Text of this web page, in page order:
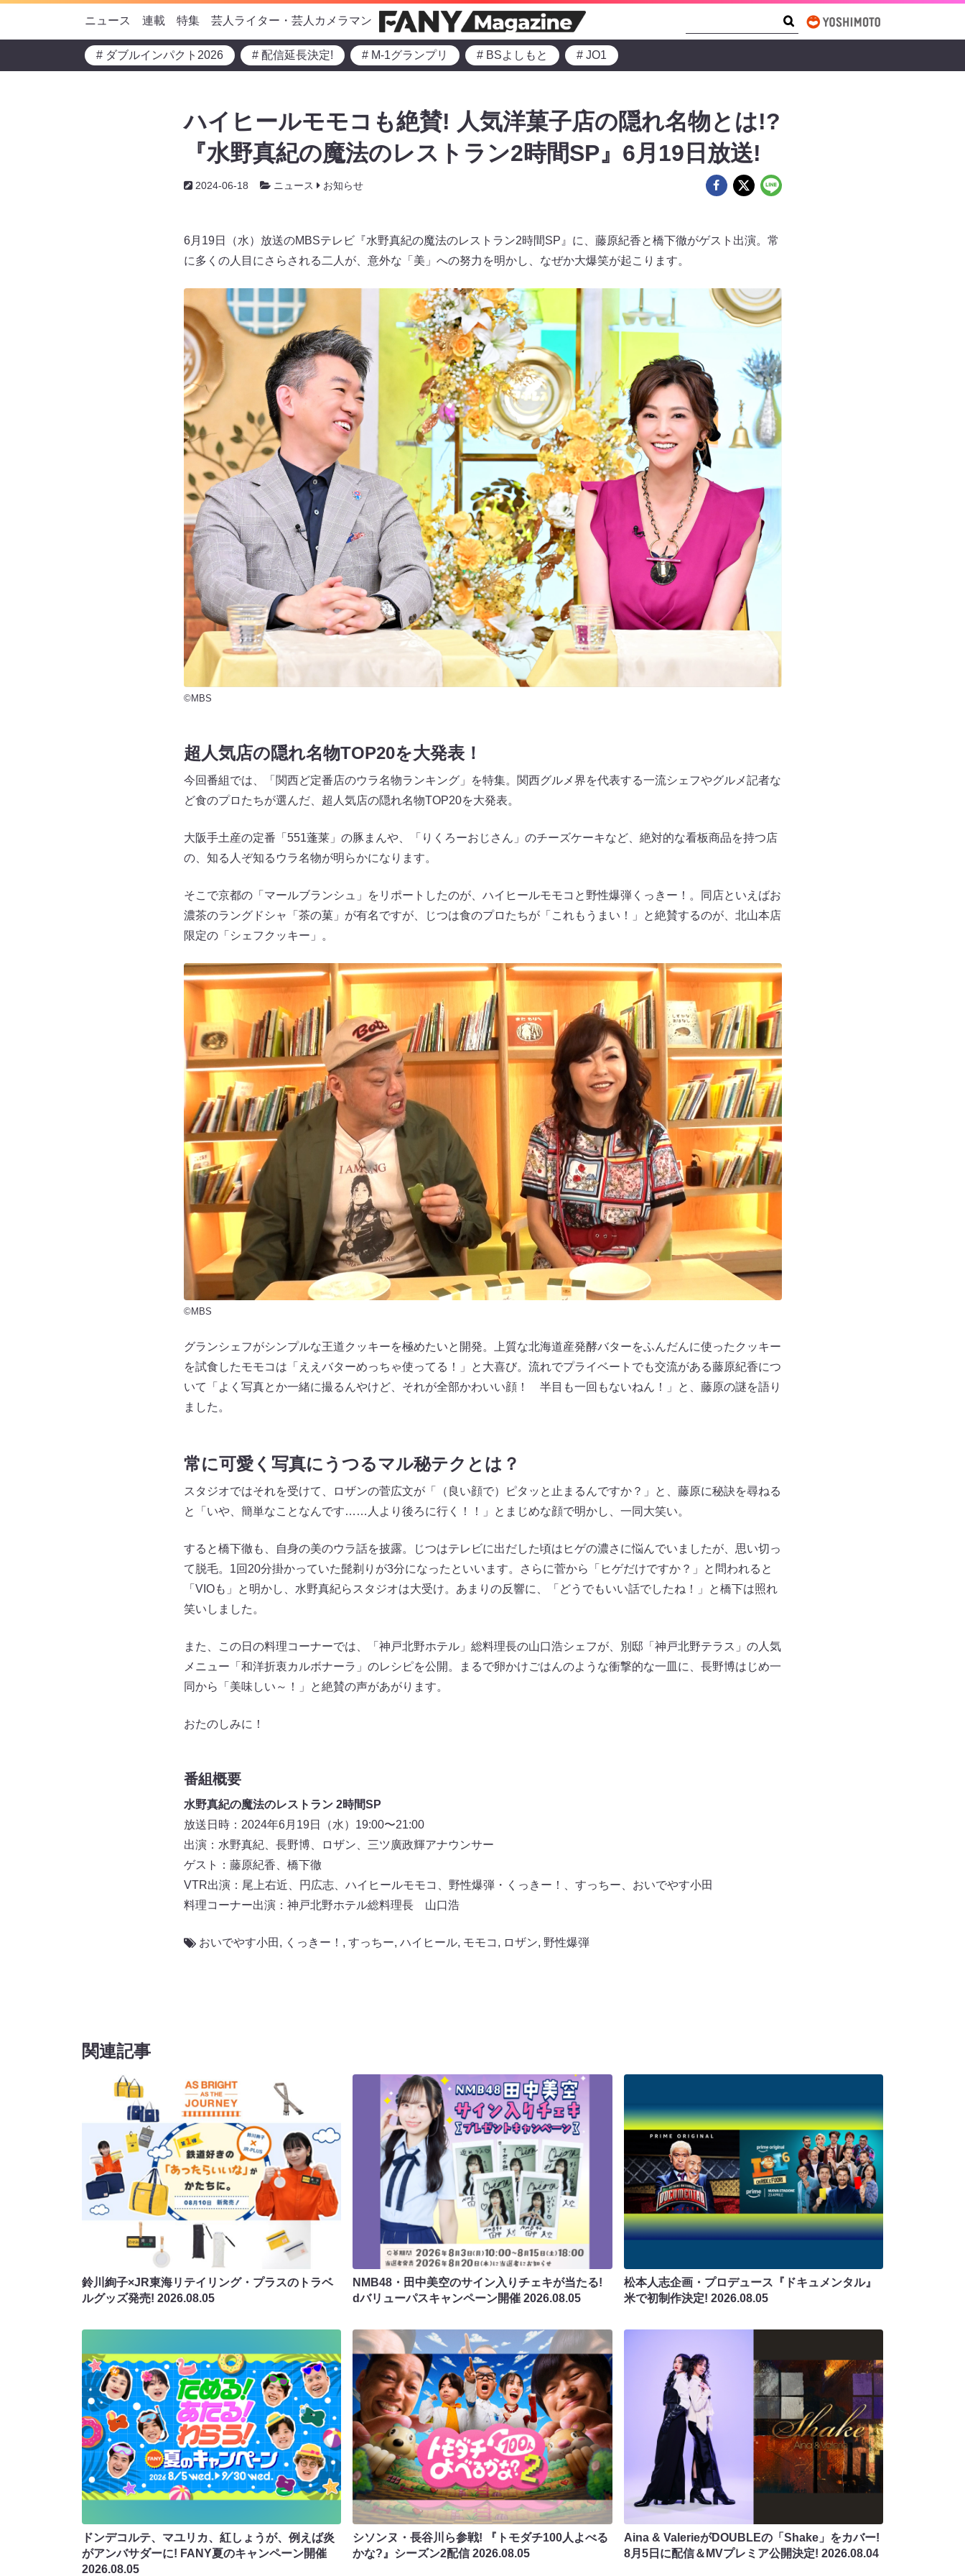
ニュース 連載 特集 芸人ライター・芸人カメラマン
# ダブルインパクト2026 # 配信延長決定! # M-1グランプリ # BSよしもと # JO1
ハイヒールモモコも絶賛! 人気洋菓子店の隠れ名物とは!?
『水野真紀の魔法のレストラン2時間SP』6月19日放送!
2024-06-18 ニュース お知らせ
6月19日（水）放送のMBSテレビ『水野真紀の魔法のレストラン2時間SP』に、藤原紀香と橋下徹がゲスト出演。常
に多くの人目にさらされる二人が、意外な「美」への努力を明かし、なぜか大爆笑が起こります。
©MBS
超人気店の隠れ名物TOP20を大発表！
今回番組では、「関西ど定番店のウラ名物ランキング」を特集。関西グルメ界を代表する一流シェフやグルメ記者な
ど食のプロたちが選んだ、超人気店の隠れ名物TOP20を大発表。
大阪手土産の定番「551蓬莱」の豚まんや、「りくろーおじさん」のチーズケーキなど、絶対的な看板商品を持つ店
の、知る人ぞ知るウラ名物が明らかになります。
そこで京都の「マールブランシュ」をリポートしたのが、ハイヒールモモコと野性爆弾くっきー！。同店といえばお
濃茶のラングドシャ「茶の菓」が有名ですが、じつは食のプロたちが「これもうまい！」と絶賛するのが、北山本店
限定の「シェフクッキー」。
©MBS
グランシェフがシンプルな王道クッキーを極めたいと開発。上質な北海道産発酵バターをふんだんに使ったクッキー
を試食したモモコは「ええバターめっちゃ使ってる！」と大喜び。流れでプライベートでも交流がある藤原紀香につ
いて「よく写真とか一緒に撮るんやけど、それが全部かわいい顔！ 半目も一回もないねん！」と、藤原の謎を語り
ました。
常に可愛く写真にうつるマル秘テクとは？
スタジオではそれを受けて、ロザンの菅広文が「（良い顔で）ピタッと止まるんですか？」と、藤原に秘訣を尋ねる
と「いや、簡単なことなんです……人より後ろに行く！！」とまじめな顔で明かし、一同大笑い。
すると橋下徹も、自身の美のウラ話を披露。じつはテレビに出だした頃はヒゲの濃さに悩んでいましたが、思い切っ
て脱毛。1回20分掛かっていた髭剃りが3分になったといいます。さらに菅から「ヒゲだけですか？」と問われると
「VIOも」と明かし、水野真紀らスタジオは大受け。あまりの反響に、「どうでもいい話でしたね！」と橋下は照れ
笑いしました。
また、この日の料理コーナーでは、「神戸北野ホテル」総料理長の山口浩シェフが、別邸「神戸北野テラス」の人気
メニュー「和洋折衷カルボナーラ」のレシピを公開。まるで卵かけごはんのような衝撃的な一皿に、長野博はじめ一
同から「美味しい～！」と絶賛の声があがります。
おたのしみに！
番組概要
水野真紀の魔法のレストラン 2時間SP
放送日時：2024年6月19日（水）19:00〜21:00
出演：水野真紀、長野博、ロザン、三ツ廣政輝アナウンサー
ゲスト：藤原紀香、橋下徹
VTR出演：尾上右近、円広志、ハイヒールモモコ、野性爆弾・くっきー！、すっちー、おいでやす小田
料理コーナー出演：神戸北野ホテル総料理長 山口浩
おいでやす小田 , くっきー！ , すっちー, ハイヒール, モモコ , ロザン, 野性爆弾
関連記事
鈴川絢子×JR東海リテイリング・プラスのトラベ
ルグッズ発売! 2026.08.05
NMB48・田中美空のサイン入りチェキが当たる!
dバリューパスキャンペーン開催2026.08.05
松本人志企画・プロデュース『ドキュメンタル』
米で初制作決定! 2026.08.05
ドンデコルテ、マユリカ、紅しょうが、例えば炎
がアンバサダーに! FANY夏のキャンペーン開催
2026.08.05
シソンヌ・長谷川ら参戦! 『トモダチ100人よべる
かな?』シーズン2配信2026.08.05
Aina & ValerieがDOUBLEの「Shake」をカバー!
8月5日に配信＆MVプレミア公開決定! 2026.08.04